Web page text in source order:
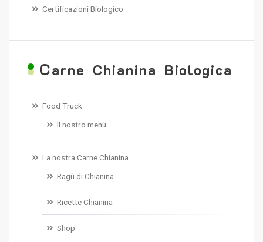
Certificazioni Biologico
Carne Chianina Biologica
Food Truck
Il nostro menù
La nostra Carne Chianina
Ragù di Chianina
Ricette Chianina
Shop